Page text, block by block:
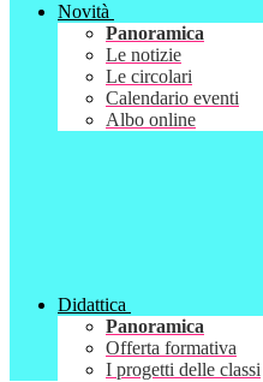
Novità
Panoramica
Le notizie
Le circolari
Calendario eventi
Albo online
Didattica
Panoramica
Offerta formativa
I progetti delle classi